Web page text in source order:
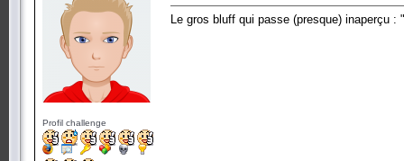
Profil challenge
Le gros bluff qui passe (presque) inaperçu